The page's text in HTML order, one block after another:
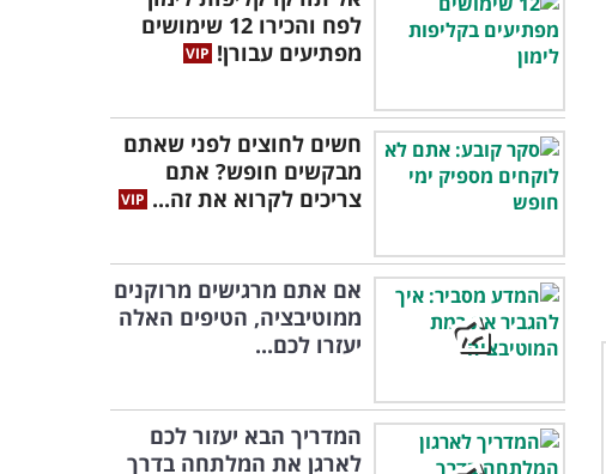
לפח והכירו 12 שימושים
מפתיעים עבורן!
חשים לחוצים לפני שאתם
מבקשים חופש? אתם
צריכים לקרוא את זה...
אם אתם מרגישים מרוקנים
ממוטיבציה, הטיפים האלה
יעזרו לכם...
המדריך הבא יעזור לכם
לארגן את המלתחה בדרך